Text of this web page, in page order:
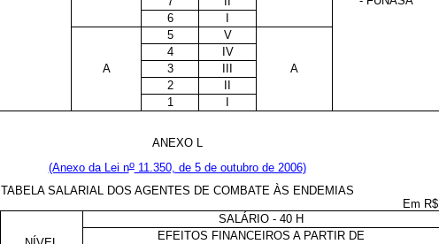
6
A
5 V
A
4
IV
3
2
1
ANEXO L
(Anexo da Lei no11.350, de 5 de outubro de 2006)
TABELA SALARIAL DOS AGENTES DE COMBATE ÀS ENDEMIAS
Em R$
SALÁRIO - 40 H
EFEITOS FINANCEIROS A PARTIR DE